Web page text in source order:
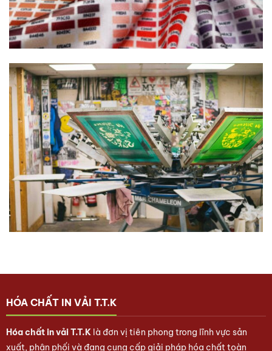
HÓA CHẤT IN VẢI T.T.K
Hóa chất in vải T.T.Klà đơn vị tiên phong trong lĩnh vực sản
xuất, phân phối và đang cung cấp giải pháp hóa chất toàn